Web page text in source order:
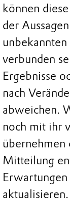
können
der
verbunden
Ergebnisse
nach
abweichen.
noch mit ihr
Mitteilung
Erwartungen
aktualisieren.